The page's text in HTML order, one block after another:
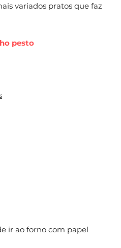
variados pratos que faz
pesto
ir ao forno com papel